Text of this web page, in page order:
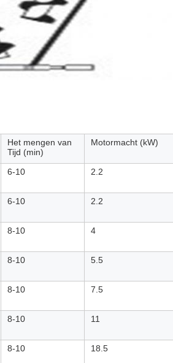
Het mengen van
Tijd (min)
Motormacht (kW)
6-10 2.2
6-10 2.2
8-10 4
8-10 5.5
8-10 7.5
8-10 11
8-10 18.5